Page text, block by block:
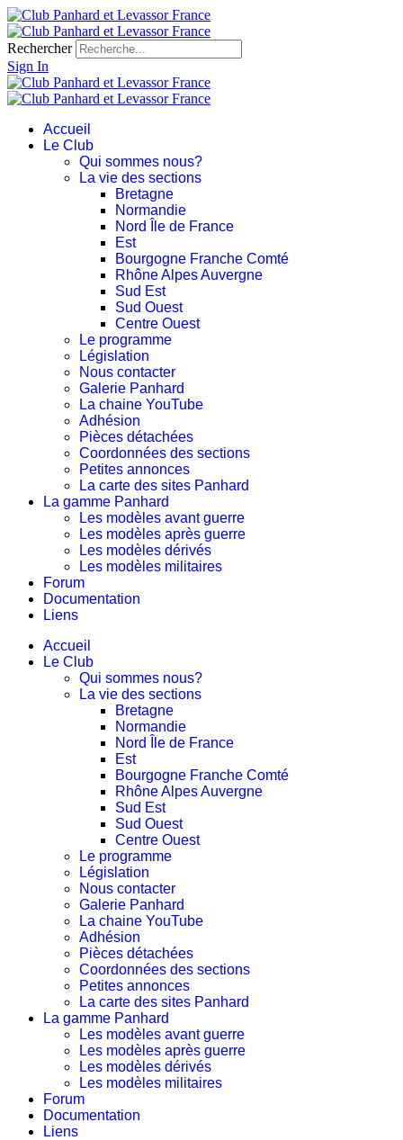
Rechercher
Sign In
Accueil
Le Club
Qui sommes nous?
La vie des sections
Bretagne
Normandie
Nord Île de France
Est
Bourgogne Franche Comté
Rhône Alpes Auvergne
Sud Est
Sud Ouest
Centre Ouest
Le programme
Législation
Nous contacter
Galerie Panhard
La chaine YouTube
Adhésion
Pièces détachées
Coordonnées des sections
Petites annonces
La carte des sites Panhard
La gamme Panhard
Les modèles avant guerre
Les modèles après guerre
Les modèles dérivés
Les modèles militaires
Forum
Documentation
Liens
Accueil
Le Club
Qui sommes nous?
La vie des sections
Bretagne
Normandie
Nord Île de France
Est
Bourgogne Franche Comté
Rhône Alpes Auvergne
Sud Est
Sud Ouest
Centre Ouest
Le programme
Législation
Nous contacter
Galerie Panhard
La chaine YouTube
Adhésion
Pièces détachées
Coordonnées des sections
Petites annonces
La carte des sites Panhard
La gamme Panhard
Les modèles avant guerre
Les modèles après guerre
Les modèles dérivés
Les modèles militaires
Forum
Documentation
Liens